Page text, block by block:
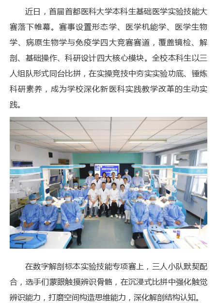
近日，首届首都医科大学本科生基础医学实验技能大
赛落下帷幕。赛事设置形态学、医学机能学、医学生物
学、病原生物学与免疫学四大竞赛赛道，覆盖镜检、解
剖、基础操作、科研设计四大核心模块。全校本科生以三
人组队形式同台比拼，在实操竞技中夯实实验功底、锤炼
科研素养，成为学校深化新医科实践教学改革的生动实
践。
在数字解剖标本实验技能专项赛上，三人小队默契配
合，选手们蒙眼触摸辨识骨骼，在沉浸式比拼中强化触觉
辨识能力，打磨空间构造思维能力，深化解剖结构认知。